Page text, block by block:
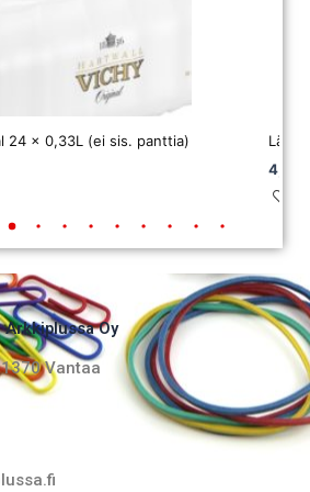
24 x 0,33L (ei sis. panttia)
4,34
Arkkiplussa Oy
Vantaa​